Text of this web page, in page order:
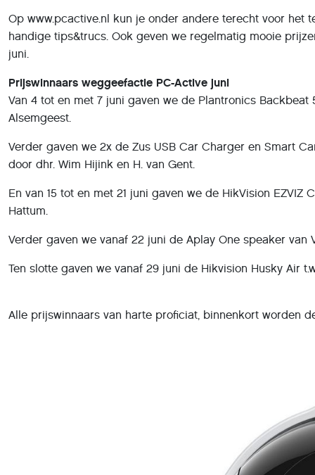
Op www.pcactive.nl kun je onder andere terecht voor het
handige tips&trucs. Ook geven we regelmatig mooie
juni.
Prijswinnaars weggeefactie PC-Active juni
Van 4 tot en met 7 juni gaven we de Plantronics
Alsemgeest.
Verder gaven we 2x de Zus USB Car Charger en Smart
door dhr. Wim Hijink en H. van Gent.
En van 15 tot en met 21 juni gaven we de HikVision EZVIZ
Hattum.
Verder gaven we vanaf 22 juni de Aplay One speaker van
Ten slotte gaven we vanaf 29 juni de Hikvision Husky Air
Alle prijswinnaars van harte proficiat, binnenkort worden